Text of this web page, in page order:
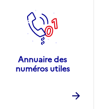
Annuaire des
numéros utiles